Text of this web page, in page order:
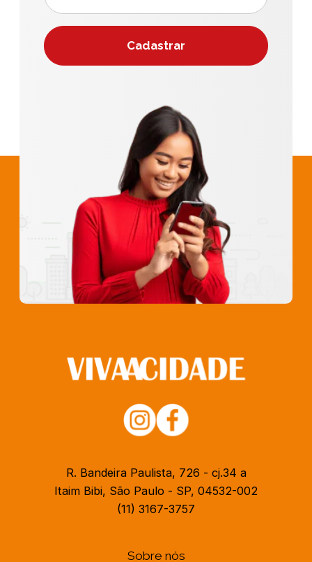
R. Bandeira Paulista, 726 - cj.34 a
Itaim Bibi, São Paulo - SP, 04532-002
(11) 3167-3757
Sobre nós